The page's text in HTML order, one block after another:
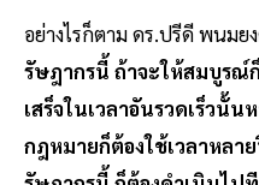
อย่างไรก็ตาม ดร.ปรีดี พนมย
รัษฎากรนี้ ถ้าจะให้สมบูรณ์
เสร็จในเวลาอันรวดเร็วนั้
กฎหมายก็ต้องใช้เวลาหลา